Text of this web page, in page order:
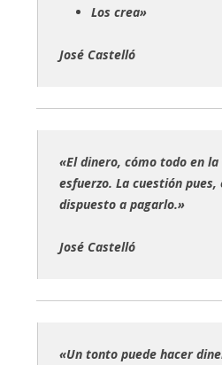
Los crea»
José Castelló
«El dinero, cómo todo en
esfuerzo. La cuestión
dispuesto a pagarlo.»
José Castelló
«Un tonto puede hacer